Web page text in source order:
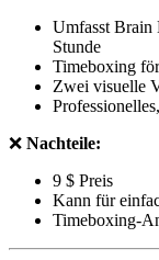
Umfasst Brain
Stunde
Timeboxing
Zwei visuelle
❌ Nachteile:
9 $ Preis
Kann für
Timeboxing-